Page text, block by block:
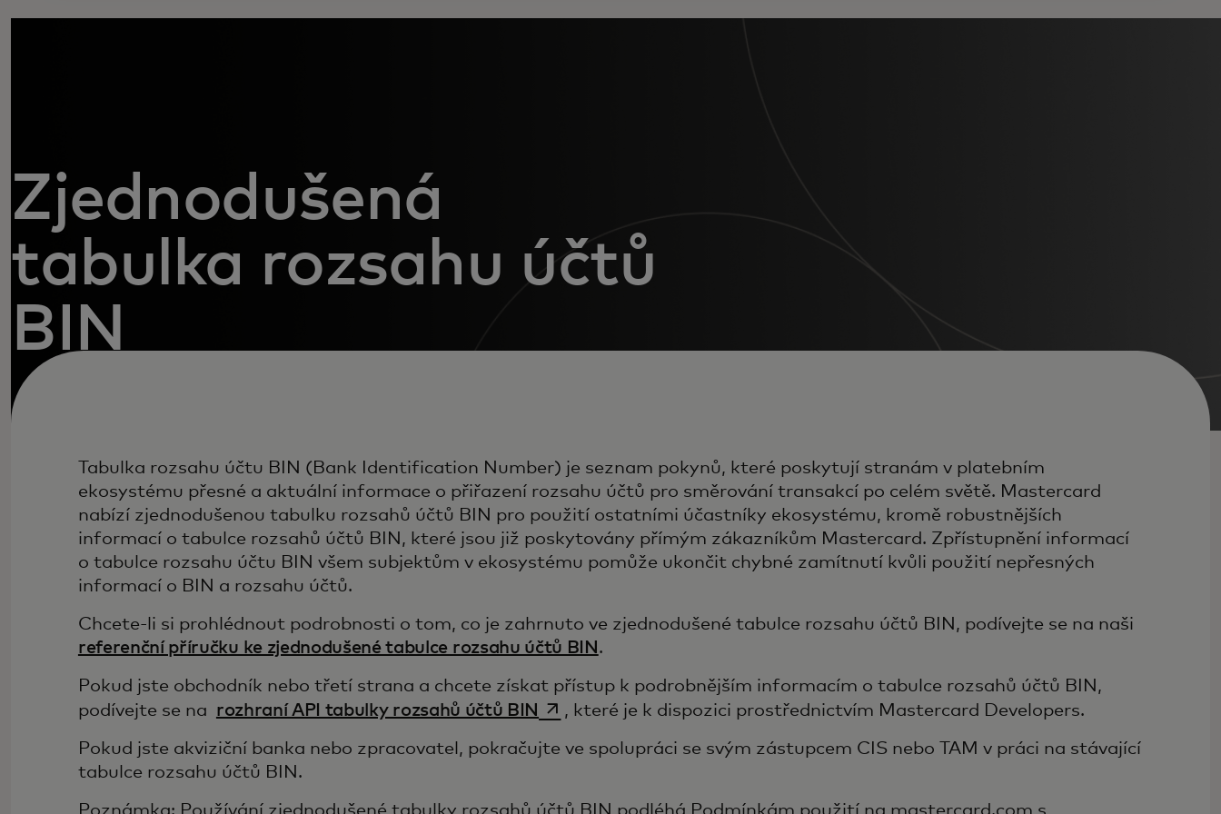
Zjednodušená
tabulka rozsahu účtů
BIN
Tabulka rozsahu účtu BIN (Bank Identification Number) je seznam pokynů, které poskytují stranám v platebním
ekosystému přesné a aktuální informace o přiřazení rozsahu účtů pro směrování transakcí po celém světě. Mastercard
nabízí zjednodušenou tabulku rozsahů účtů BIN pro použití ostatními účastníky ekosystému, kromě robustnějších
informací o tabulce rozsahů účtů BIN, které jsou již poskytovány přímým zákazníkům Mastercard. Zpřístupnění informací
o tabulce rozsahu účtu BIN všem subjektům v ekosystému pomůže ukončit chybné zamítnutí kvůli použití nepřesných
informací o BIN a rozsahu účtů.
Chcete-li si prohlédnout podrobnosti o tom, co je zahrnuto ve zjednodušené tabulce rozsahu účtů BIN, podívejte se na naši
referenční příručku ke zjednodušené tabulce rozsahu účtů BIN .
Pokud jste obchodník nebo třetí strana a chcete získat přístup k podrobnějším informacím o tabulce rozsahů účtů BIN,
podívejte se na rozhraní API tabulky rozsahů účtů BIN opens in a new tab
, které je k dispozici prostřednictvím Mastercard Developers.
Pokud jste akviziční banka nebo zpracovatel, pokračujte ve spolupráci se svým zástupcem CIS nebo TAM v práci na stávající
tabulce rozsahu účtů BIN.
Poznámka: Používání zjednodušené tabulky rozsahů účtů BIN podléhá Podmínkám použití na mastercard.com s